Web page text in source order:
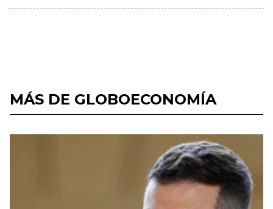
MÁS DE GLOBOECONOMÍA